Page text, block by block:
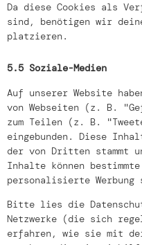
Da diese Cookies als
sind, benötigen wir
platzieren.
5.5 Soziale-Medien
Auf unserer Website
von Webseiten (z. B.
zum Teilen (z. B.
eingebunden. Diese
der von Dritten stammt
Inhalte können
personalisierte
Bitte lies die
Netzwerke (die sich
erfahren, wie sie mit